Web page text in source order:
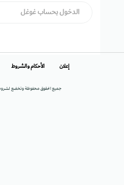
الدخول بحساب غوغل
جميع الحقوق محفوظة وتخضع لشروط
إعلان الأحكام والشروط